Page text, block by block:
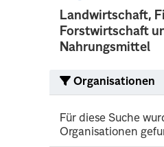
Landwirtschaft,
Forstwirtschaft
Nahrungsmittel
Organisationen
Für diese Suche
Organisationen